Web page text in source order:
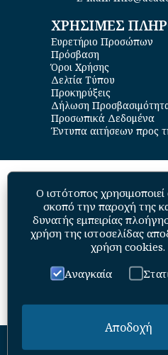
ΧΡΗΣΙΜΕΣ
Ευρετήριο Προσώπων
Πρόσβαση
Όροι Χρήσης
Δελτία Τύπου
Προκηρύξεις
Δήλωση
Προσωπικά Δεδομένα
Έντυπα αιτήσεων προς
Academy of
Ο ιστότοπος
σκοπό την παροχή της
δυνατής εμπειρίας
χρήση της ιστοσελίδας
χρήση cookies.
Αναγκαία
Αποδοχή